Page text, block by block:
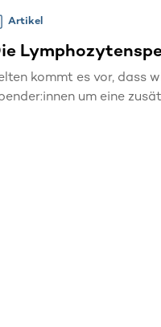
Artikel
kommt es vor, dass
um eine